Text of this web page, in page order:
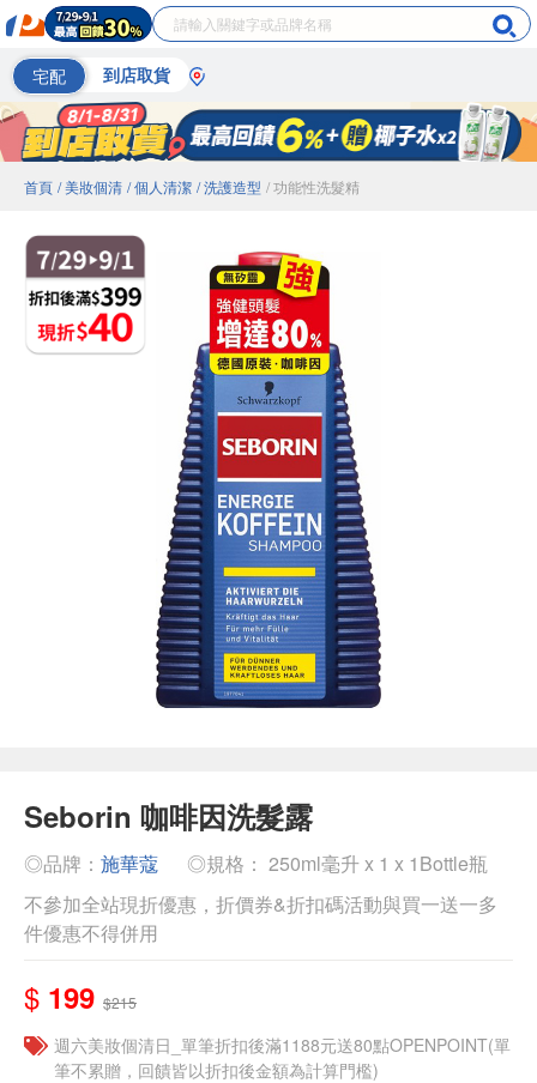
宅配 到店取貨
首頁 / 美妝個清 / 個人清潔 / 洗護造型 / 功能性洗髮精
Seborin 咖啡因洗髮露
◎品牌： 施華蔻
◎規格： 250ml毫升 x 1 x 1Bottle瓶
不參加全站現折優惠，折價券&折扣碼活動與買一送一多
件優惠不得併用
$ 199 $215
週六美妝個清日_單筆折扣後滿1188元送80點OPENPOINT(單
筆不累贈，回饋皆以折扣後金額為計算門檻)